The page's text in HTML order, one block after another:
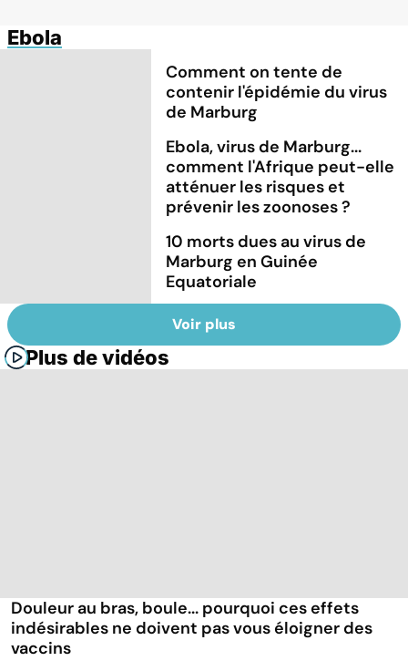
Ebola
Comment on tente de
contenir l'épidémie du virus
de Marburg
Ebola, virus de Marburg...
comment l'Afrique peut-elle
atténuer les risques et
prévenir les zoonoses ?
10 morts dues au virus de
Marburg en Guinée
Equatoriale
Voir plus
Plus de vidéos
Douleur au bras, boule... pourquoi ces effets
indésirables ne doivent pas vous éloigner des
vaccins